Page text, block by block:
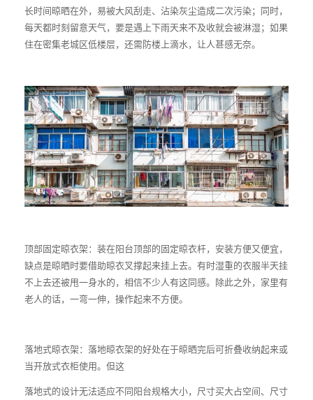
长时间晾晒在外，易被大风刮走、沾染灰尘造成二次污染；同时，
每天都时刻留意天气，要是遇上下雨天来不及收就会被淋湿；如果
住在密集老城区低楼层，还需防楼上滴水，让人甚感无奈。
顶部固定晾衣架：装在阳台顶部的固定晾衣杆，安装方便又便宜，
缺点是晾晒时要借助晾衣叉撑起来挂上去。有时湿重的衣服半天挂
不上去还被甩一身水的，相信不少人有这同感。除此之外，家里有
老人的话，一弯一伸，操作起来不方便。
落地式晾衣架：落地晾衣架的好处在于晾晒完后可折叠收纳起来或
当开放式衣柜使用。但这
落地式的设计无法适应不同阳台规格大小，尺寸买大占空间、尺寸